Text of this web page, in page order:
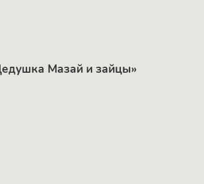
Мазай и зайцы»